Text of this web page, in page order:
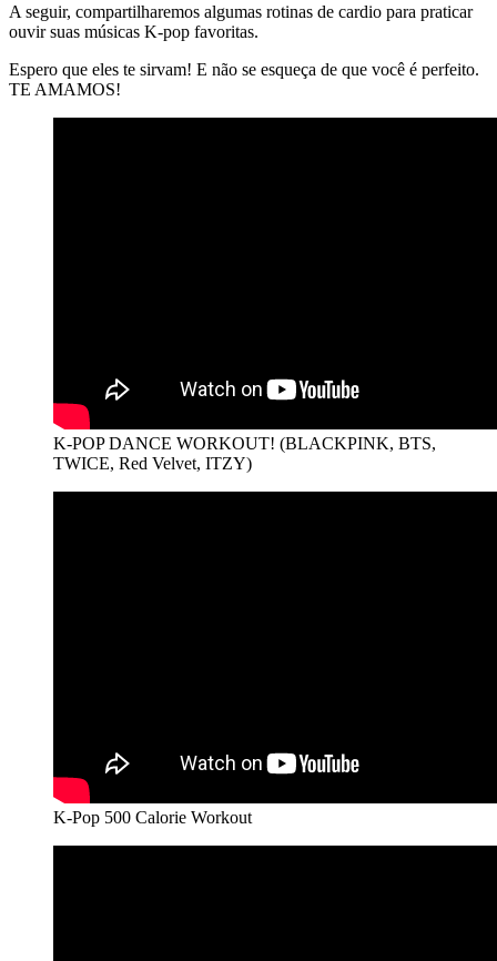
A seguir, compartilharemos algumas rotinas de cardio para praticar
ouvir suas músicas K-pop favoritas.
Espero que eles te sirvam! E não se esqueça de que você é perfeito.
TE AMAMOS!
K-POP DANCE WORKOUT! (BLACKPINK, BTS,
TWICE, Red Velvet, ITZY)
K-Pop 500 Calorie Workout